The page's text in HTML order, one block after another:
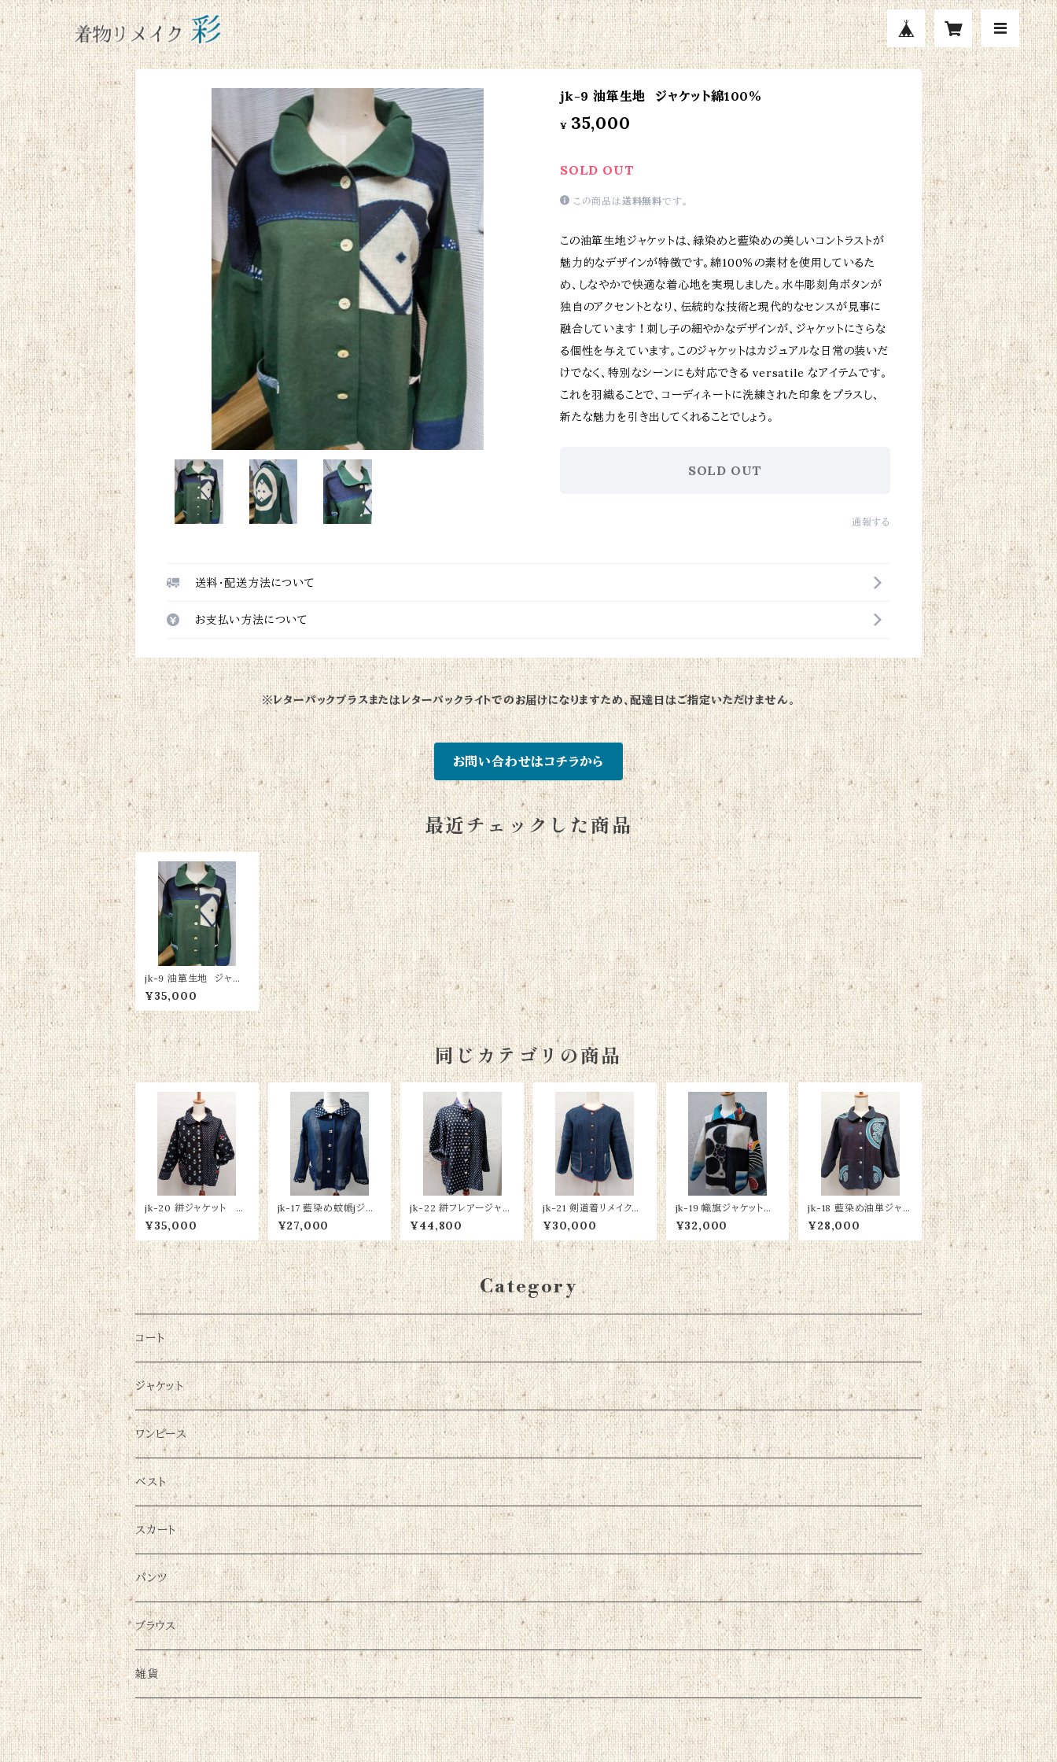
jk-9 油箪生地 ジャケット綿100％
¥ 35,000
SOLD OUT
この商品は送料無料です。
この油箪生地ジャケットは、緑染めと藍染めの美しいコントラストが
魅力的なデザインが特徴です。綿100％の素材を使用しているた
め、しなやかで快適な着心地を実現しました。水牛彫刻角ボタンが
独自のアクセントとなり、伝統的な技術と現代的なセンスが見事に
融合しています！刺し子の細やかなデザインが、ジャケットにさらな
る個性を与えています。このジャケットはカジュアルな日常の装いだ
けでなく、特別なシーンにも対応できる versatile なアイテムです。
これを羽織ることで、コーディネートに洗練された印象をプラスし、
新たな魅力を引き出してくれることでしょう。
SOLD OUT
通報する
送料・配送方法について
お支払い方法について
※レターパックプラスまたはレターパックライトでのお届けになりますため、配達日はご指定いただけません。
お問い合わせはコチラから
最近チェックした商品
jk-9 油箪生地 ジャケ
ット綿100％
¥35,000
同じカテゴリの商品
jk-20 絣ジャケット 綿
100％
¥35,000
jk-17 藍染め蚊帳jジャ
ケット 綿100％
¥27,000
jk-22 絣フレアージャケ
ット 綿100％
¥44,800
jk-21 剣道着リメイクジ
ャケット 綿100％
¥30,000
jk-19 幟旗ジャケット綿1
00％
¥32,000
jk-18 藍染め油単ジャケ
ット 綿100％
¥28,000
Category
コート
ジャケット
ワンピース
ベスト
スカート
パンツ
ブラウス
雑貨